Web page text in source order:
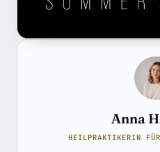
Anna
HEILPRAKTIKERIN FÜR